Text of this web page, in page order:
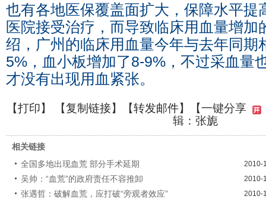
也有各地医保覆盖面扩大，保障水平提
医院接受治疗，而导致临床用血量增加
绍，广州的临床用血量今年与去年同期
5%，血小板增加了8-9%，不过采血量
才没有出现用血紧张。
【打印】 【复制链接】【转发邮件】
【一键分享
辑：张旎
相关链接
全国多地出现血荒 部分手术延期
2010-
吴帅：“血荒”的政府责任不容推卸 2010-
张遇哲：破解血荒，应打破“旁观者效应” 2010-